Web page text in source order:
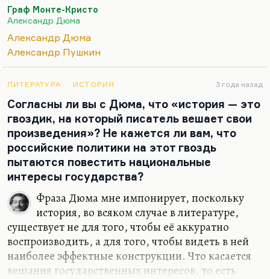
«Королева Марго», с моей точки зрения. Я очень
хорошо отношусь к «Мушкетерам». Я считаю, что
это книга, в которой все рецепты бестселлера
гениально соблюдены. И кстати, мне «Двадцать
мушкетера». Очень высоко я ценю и «Виконта».
Нет, это совершенно великое чтение, ничего не
поделаешь. Нравится мне и трилогия Шико (ну,
где «Графине де Монсоро» и «Сорок пять»). Да все
мне…
Граф Монте-Кристо
Александр Дюма
Александр Дюма
Александр Пушкин
ЛИТЕРАТУРА ИСТОРИЯ 3 года назад
Согласны ли вы с Дюма, что «история — это
гвоздик, на который писатель вешает свои
произведения»? Не кажется ли вам, что
российские политики на этот гвоздь
пытаются повестить национальные
интересы государства?
Фраза Дюма мне импонирует, поскольку
история, во всяком случае в литературе,
существует не для того, чтобы её аккуратно
воспроизводить, а для того, чтобы видеть в ней
наиболее эффектные конструкции. Что касается
вешания государственных интересов, то есть